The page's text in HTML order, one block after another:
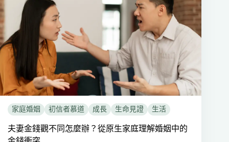
家庭婚姻 初信者慕道 成長 生命見證 生活
夫妻金錢觀不同怎麼辦？從原生家庭理解婚姻中的